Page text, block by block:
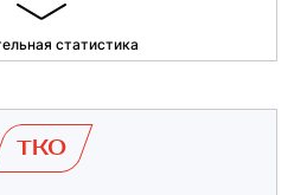
статистика
TKO